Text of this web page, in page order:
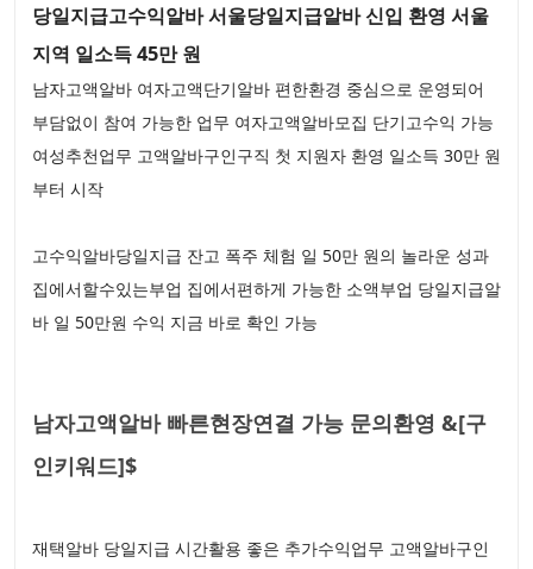
당일지급고수익알바 서울당일지급알바 신입 환영 서울
지역 일소득 45만 원
남자고액알바 여자고액단기알바 편한환경 중심으로 운영되어
부담없이 참여 가능한 업무 여자고액알바모집 단기고수익 가능
여성추천업무 고액알바구인구직 첫 지원자 환영 일소득 30만 원
부터 시작
고수익알바당일지급 잔고 폭주 체험 일 50만 원의 놀라운 성과
집에서할수있는부업 집에서편하게 가능한 소액부업 당일지급알
바 일 50만원 수익 지금 바로 확인 가능
남자고액알바 빠른현장연결 가능 문의환영 &[구
인키워드]$
재택알바 당일지급 시간활용 좋은 추가수익업무 고액알바구인